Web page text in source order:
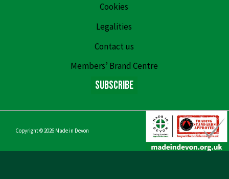
Cookies
Legalities
Contact us
Members’ Brand Centre
Subscribe
Copyright © 2026 Made in Devon